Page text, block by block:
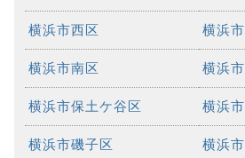
横浜市西区 横浜
横浜市南区 横浜
横浜市保土ケ谷区 横浜
横浜市磯子区 横浜